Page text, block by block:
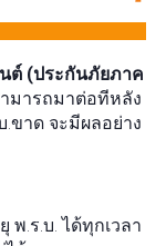
ต์ (ประกันภัยภาค
มารถมาต่อทีหลัง
.ขาด จะมีผลอย่าง
.ร.บ. ได้ทุกเวลา